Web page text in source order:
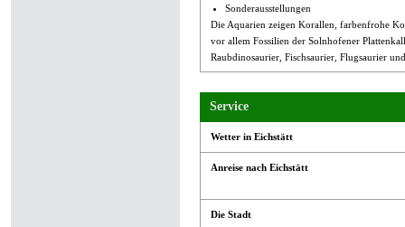
Sonderausstellungen
Die Aquarien zeigen Korallen, farbenfrohe
vor allem Fossilien der Solnhofener
Raubdinosaurier, Fischsaurier, Flugsaurier
Service
Wetter in Eichstätt
Anreise nach Eichstätt
Die Stadt